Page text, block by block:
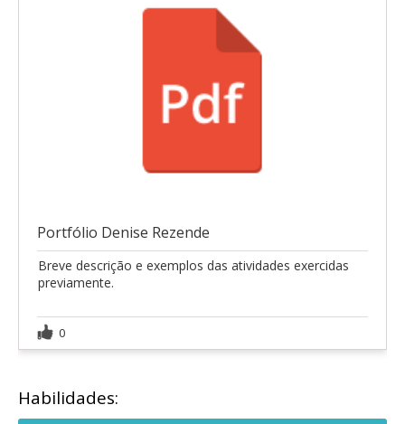
Portfólio Denise Rezende
Breve descrição e exemplos das atividades exercidas
previamente.
0
Habilidades: